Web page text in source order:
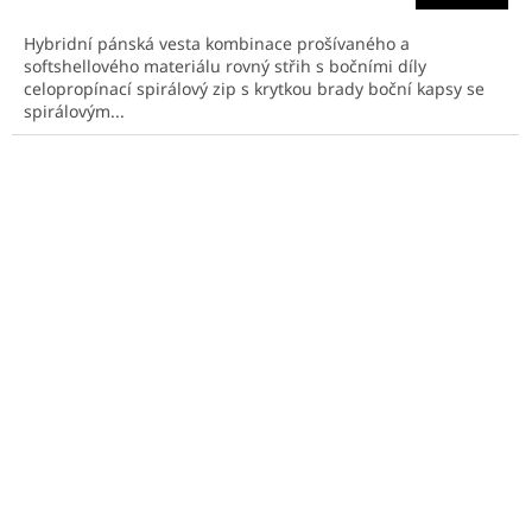
Hybridní pánská vesta kombinace prošívaného a
softshellového materiálu rovný střih s bočními díly
celopropínací spirálový zip s krytkou brady boční kapsy se
spirálovým...